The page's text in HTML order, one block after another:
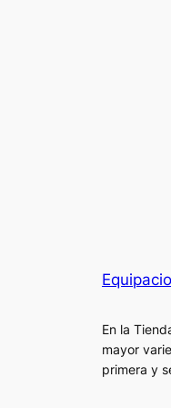
En la
mayor
primera y